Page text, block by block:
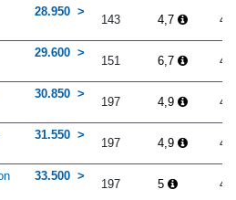
28.950
143 4,7
29.600
151 6,7
30.850
197 4,9
31.550
197 4,9
33.500
197 5